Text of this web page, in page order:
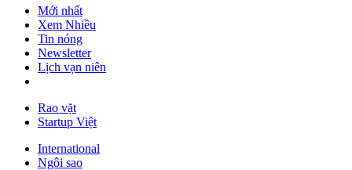
Mới nhất
Xem Nhiều
Tin nóng
Newsletter
Lịch vạn niên
Rao vặt
Startup Việt
International
Ngôi sao